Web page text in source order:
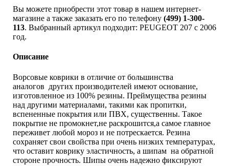
Вы можете приобрести этот товар в нашем интернет-
магазине а также заказать его по телефону (499) 1-300-
113. Выбранный артикул подходит: PEUGEOT 207 c 2006
год.
Описание
Ворсовые коврики в отличие от большинства
аналогов других производителей имеют основание,
изготовленное из 100% резины. Преймущества резины
над другими материалами, такими как пропитки,
вспененные покрытия или ПВХ, существенны. Такое
покрытие не промокнет,не раскрошится,а самое главное
переживет любой мороз и не потрескается. Резина
сохраняет свои свойства при очень низких температурах,
что оставит коврику эластичность, а шипам на обратной
стороне прочность. Шипы очень надежно фиксируют